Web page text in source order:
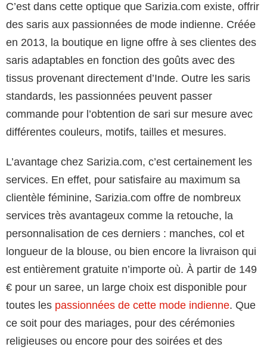
C’est dans cette optique que Sarizia.com existe, offrir
des saris aux passionnées de mode indienne. Créée
en 2013, la boutique en ligne offre à ses clientes des
saris adaptables en fonction des goûts avec des
tissus provenant directement d’Inde. Outre les saris
standards, les passionnées peuvent passer
commande pour l’obtention de sari sur mesure avec
différentes couleurs, motifs, tailles et mesures.
L’avantage chez Sarizia.com, c’est certainement les
services. En effet, pour satisfaire au maximum sa
clientèle féminine, Sarizia.com offre de nombreux
services très avantageux comme la retouche, la
personnalisation de ces derniers : manches, col et
longueur de la blouse, ou bien encore la livraison qui
est entièrement gratuite n’importe où. À partir de 149
€ pour un saree, un large choix est disponible pour
toutes les passionnées de cette mode indienne. Que
ce soit pour des mariages, pour des cérémonies
religieuses ou encore pour des soirées et des